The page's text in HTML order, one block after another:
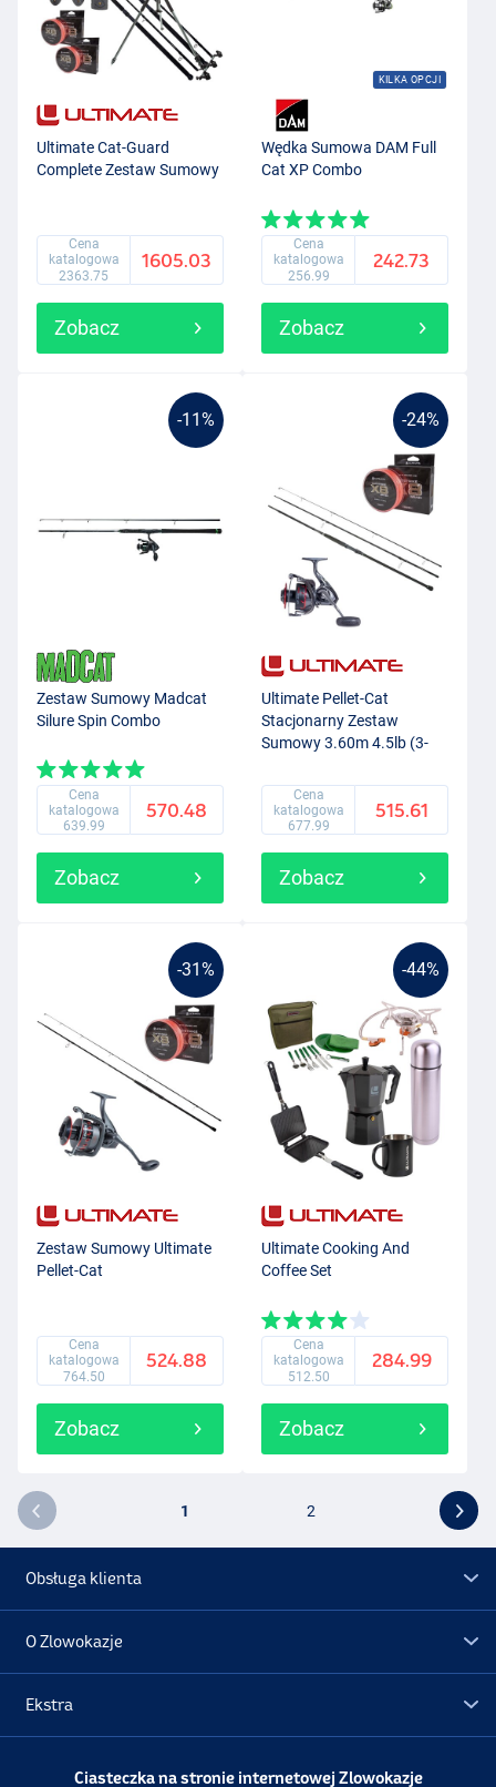
Ultimate Cat-Guard
Complete Zestaw Sumowy
Cena
katalogowa
2363.75
1605.03
Zobacz
KILKA OPCJI
Wędka Sumowa DAM Full
Cat XP Combo
Cena
katalogowa
256.99
242.73
Zobacz
-11%
Zestaw Sumowy Madcat
Silure Spin Combo
Cena
katalogowa
639.99
570.48
Zobacz
-24%
Ultimate Pellet-Cat
Stacjonarny Zestaw
Sumowy 3.60m 4.5lb (3-
Cena
katalogowa
677.99
515.61
Zobacz
-31%
Zestaw Sumowy Ultimate
Pellet-Cat
Cena
katalogowa
764.50
524.88
Zobacz
-44%
Ultimate Cooking And
Coffee Set
Cena
katalogowa
512.50
284.99
Zobacz
1 2
Obsługa klienta
O Zlowokazje
Ekstra
Promocje
Ciasteczka na stronie internetowej Zlowokazje